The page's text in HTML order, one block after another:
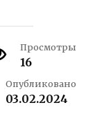
Просмотры
16
Опубликовано
03.02.2024